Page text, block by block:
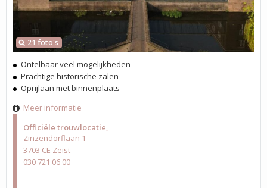
Officiële trouwlocatie
Zinzendorflaan 1
3703 CE Zeist
030 721 06 00
21 foto's
Ontelbaar veel mogelijkheden
Prachtige historische zalen
Oprijlaan met binnenplaats
Meer informatie